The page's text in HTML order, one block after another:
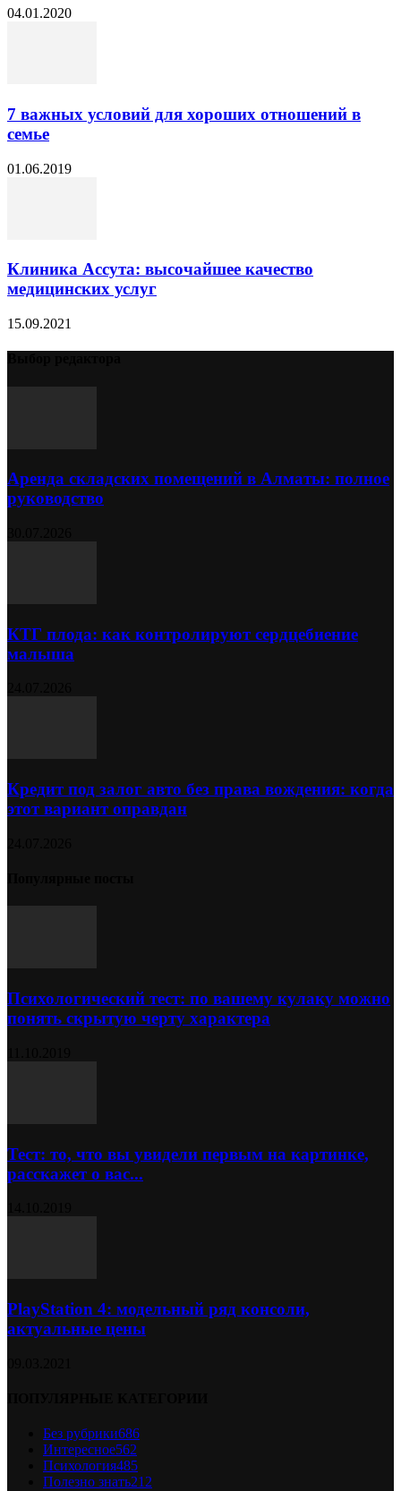
04.01.2020
7 важных условий для хороших отношений в
семье
01.06.2019
Клиника Ассута: высочайшее качество
медицинских услуг
15.09.2021
Аренда складских помещений в Алматы: полное
руководство
КТГ плода: как контролируют сердцебиение
малыша
Кредит под залог авто без права вождения: когда
этот вариант оправдан
Психологический тест: по вашему кулаку можно
понять скрытую черту характера
Тест: то, что вы увидели первым на картинке,
расскажет о вас...
PlayStation 4: модельный ряд консоли,
актуальные цены
Без рубрики686
Интересное562
Психология485
Полезно знать212